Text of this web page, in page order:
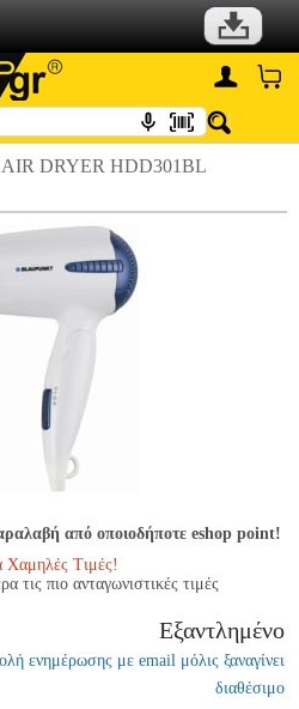
DRYER HDD301BL
από οποιοδήποτε eshop point!
Χαμηλές Τιμές!
τις πιο ανταγωνιστικές τιμές
Εξαντλημένο
ενημέρωσης με email μόλις ξαναγίνει
διαθέσιμο